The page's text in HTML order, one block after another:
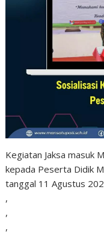
Kegiatan Jaksa masuk
kepada Peserta Didik
tanggal 11 Agustus
,
,
,